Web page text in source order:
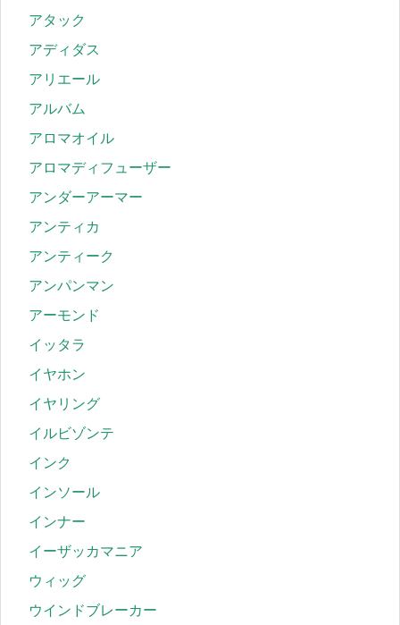
アタック
アディダス
アリエール
アルバム
アロマオイル
アロマディフューザー
アンダーアーマー
アンティカ
アンティーク
アンパンマン
アーモンド
イッタラ
イヤホン
イヤリング
イルビゾンテ
インク
インソール
インナー
イーザッカマニア
ウィッグ
ウインドブレーカー